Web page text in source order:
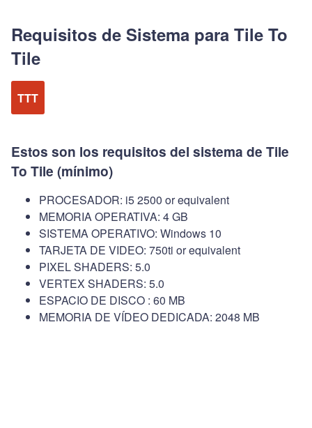
Requisitos de Sistema para Tile To
Tile
TTT
Estos son los requisitos del sistema de Tile
To Tile (mínimo)
PROCESADOR: i5 2500 or equivalent
MEMORIA OPERATIVA: 4 GB
SISTEMA OPERATIVO: Windows 10
TARJETA DE VIDEO: 750ti or equivalent
PIXEL SHADERS: 5.0
VERTEX SHADERS: 5.0
ESPACIO DE DISCO : 60 MB
MEMORIA DE VÍDEO DEDICADA: 2048 MB